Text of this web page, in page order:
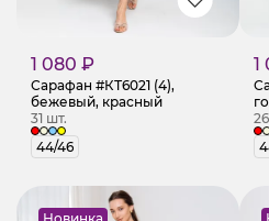
1 080 ₽
Сарафан #КТ6021 (4),
бежевый, красный
31 шт.
44/46
1